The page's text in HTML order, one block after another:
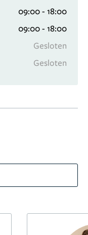
09:00 - 18:00
09:00 - 18:00
Gesloten
Gesloten